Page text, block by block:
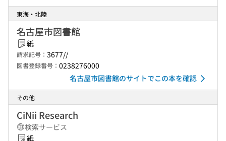
東海・北陸
名古屋市図書館
紙
請求記号： 3677//
図書登録番号： 0238276000
名古屋市図書館のサイトでこの本を確認
その他
CiNii Research
検索サービス
紙